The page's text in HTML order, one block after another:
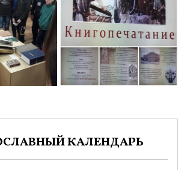
КАЛЕНДАРЬ